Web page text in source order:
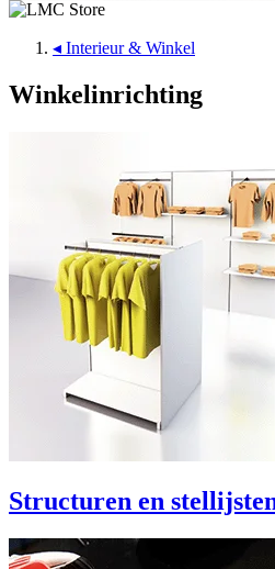
◂ Interieur & Winkel
Winkelinrichting
Structuren en